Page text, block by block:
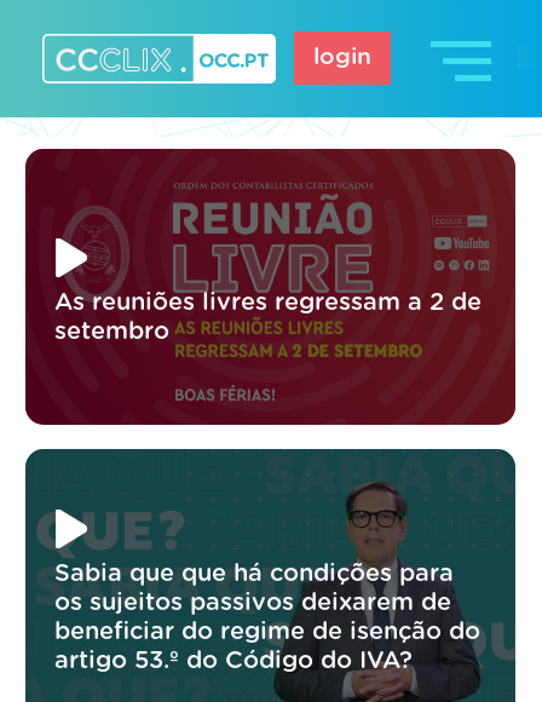
content
login
As reuniões livres regressam a 2 de
setembro
Sabia que que há condições para
os sujeitos passivos deixarem de
beneficiar do regime de isenção do
artigo 53.º do Código do IVA?